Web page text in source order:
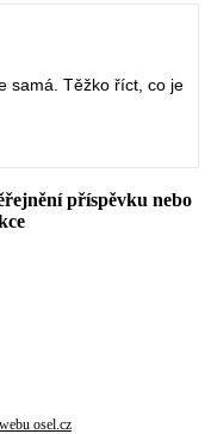
samá. Těžko říct, co je
příspěvku nebo
osel.cz